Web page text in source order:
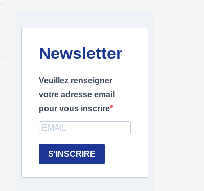
Newsletter
Veuillez renseigner
votre adresse email
pour vous inscrire
S'INSCRIRE